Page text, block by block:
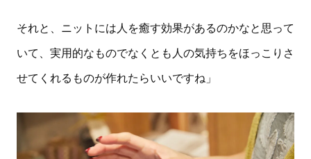
それと、ニットには人を癒す効果があるのかなと思って
いて、実用的なものでなくとも人の気持ちをほっこりさ
せてくれるものが作れたらいいですね」